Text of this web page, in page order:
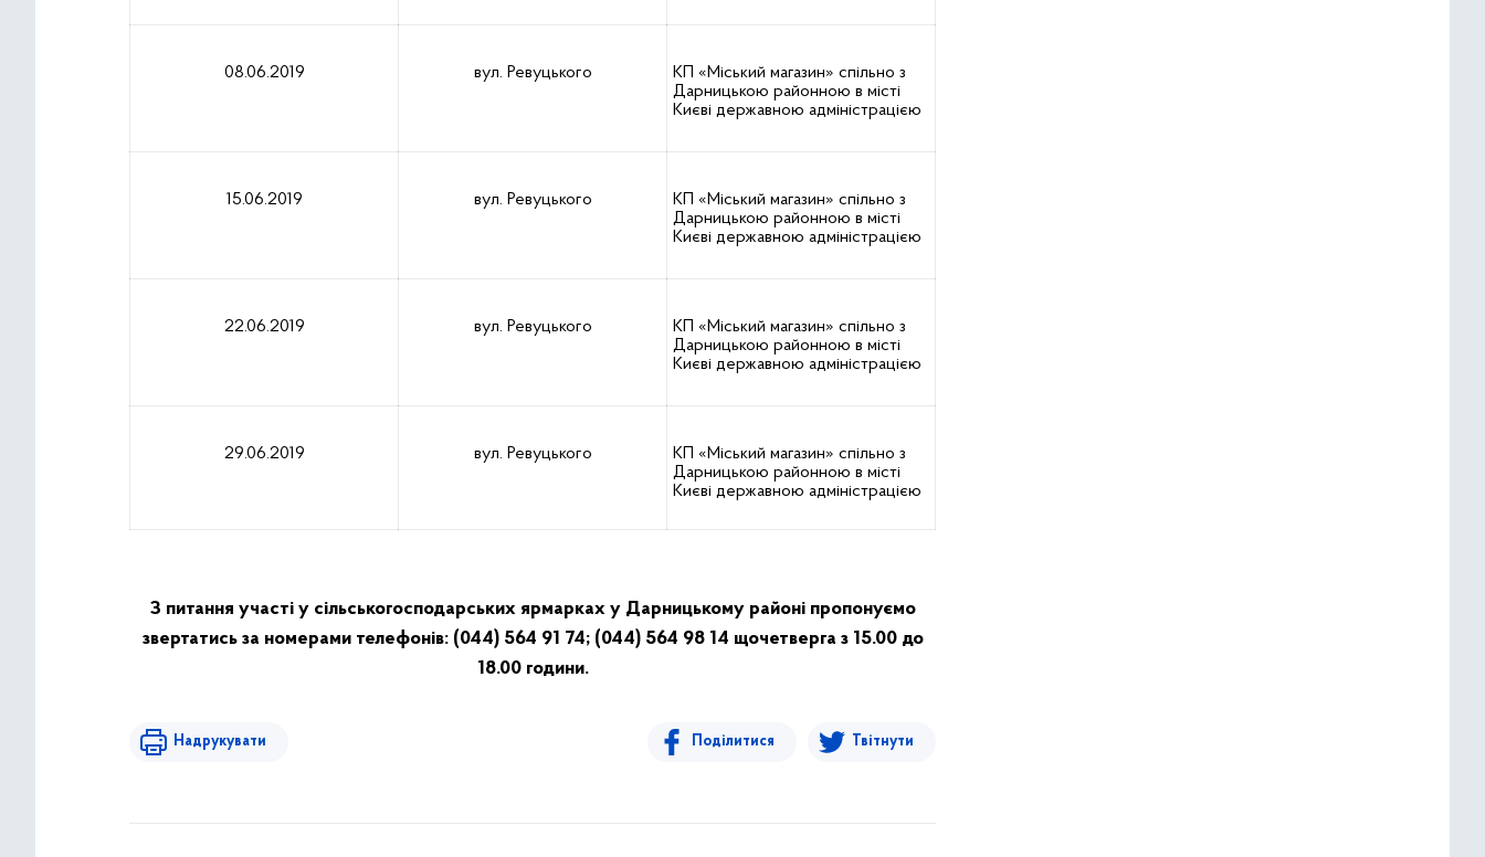
08.06.2019 вул. Ревуцького
КП «Міський магазин» спільно з
Дарницькою районною в місті
Києві державною адміністрацією
15.06.2019 вул. Ревуцького
КП «Міський магазин» спільно з
Дарницькою районною в місті
Києві державною адміністрацією
22.06.2019 вул. Ревуцького
КП «Міський магазин» спільно з
Дарницькою районною в місті
Києві державною адміністрацією
29.06.2019 вул. Ревуцького
КП «Міський магазин» спільно з
Дарницькою районною в місті
Києві державною адміністрацією
З питання участі у сільськогосподарських ярмарках у Дарницькому районі пропонуємо
звертатись за номерами телефонів: (044) 564 91 74; (044) 564 98 14 щочетверга з 15.00 до
18.00 години.
Надрукувати Поділитися Твітнути